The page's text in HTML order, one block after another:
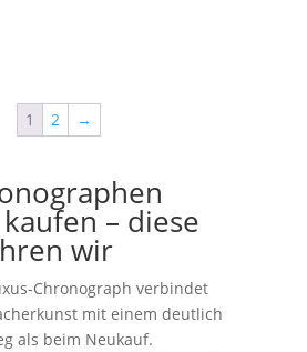
1 2 →
– diese
wir
Chronograph verbindet
mit einem deutlich
als beim Neukauf.